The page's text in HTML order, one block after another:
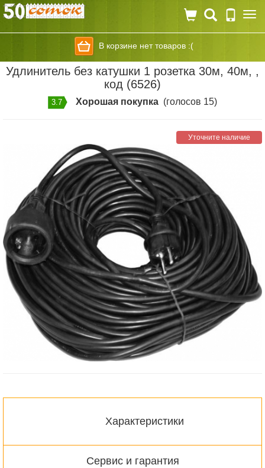
В корзине нет товаров :(
Удлинитель без катушки 1 розетка 30м, 40м, ,
код (6526)
3.7 Хорошая покупка (голосов 15)
Уточните наличие
Характеристики
Сервис и гарантия